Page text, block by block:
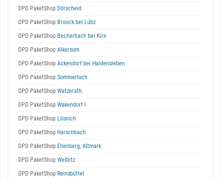
DPD PaketShop Dörscheid
DPD PaketShop Broock bei Lübz
DPD PaketShop Becherbach bei Kirn
DPD PaketShop Alkersum
DPD PaketShop Ackendorf bei Haldensleben
DPD PaketShop Sommerloch
DPD PaketShop Watzerath
DPD PaketShop Wakendorf I
DPD PaketShop Lösnich
DPD PaketShop Harschbach
DPD PaketShop Ellenberg, Altmark
DPD PaketShop Wedlitz
DPD PaketShop Reinsbüttel